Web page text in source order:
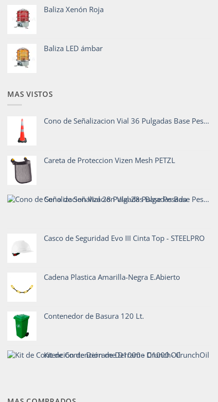
Baliza Xenón Roja
Baliza LED ámbar
MAS VISTOS
Cono de Señalizacion Vial 36 Pulgadas Base Pesada
Careta de Proteccion Vizen Mesh PETZL
Cono de Señalizacion Vial 28 Pulgadas Base Pesada
Casco de Seguridad Evo III Cinta Top - STEELPRO
Cadena Plastica Amarilla-Negra E.Abierto
Contenedor de Basura 120 Lt.
Kit de Contención de Derrame D1000 - CrunchOil